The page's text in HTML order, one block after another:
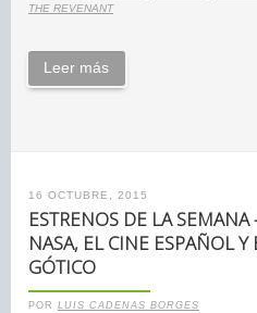
THE REVENANT
Leer más
16 OCTUBRE, 2015
ESTRENOS DE LA SEMANA
NASA, EL CINE ESPAÑOL Y
GÓTICO
POR LUIS CADENAS BORGES